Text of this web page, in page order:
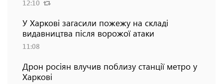
12:10
У Харкові загасили пожежу на складі
видавництва після ворожої атаки
11:08
Дрон росіян влучив поблизу станції метро у
Харкові